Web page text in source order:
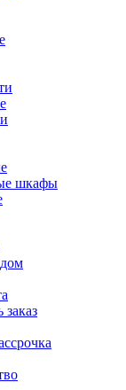
шкафы
заказ